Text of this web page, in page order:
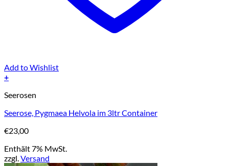
Add to Wishlist
+
Seerosen
Seerose, Pygmaea Helvola im 3ltr Container
€23,00
Enthält 7% MwSt.
zzgl.Versand